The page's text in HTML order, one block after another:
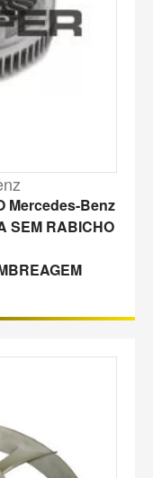
Mercedes-Benz
SEM RABICHO